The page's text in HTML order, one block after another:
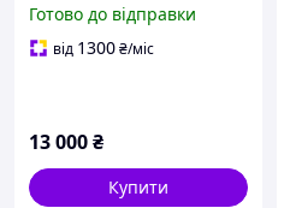
для питної води
Змішувачі для кухні
Готово до відправки
від 1300₴/міс
13 000₴
Купити